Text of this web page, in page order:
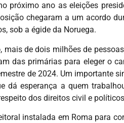
próximo ano as eleições
chegaram a um acordo
sob a égide da Noruega.
mais de dois milhões de
das primárias para eleger o
de 2024. Um importante
dá esperança a quem
dos direitos civil e
instalada em Roma para